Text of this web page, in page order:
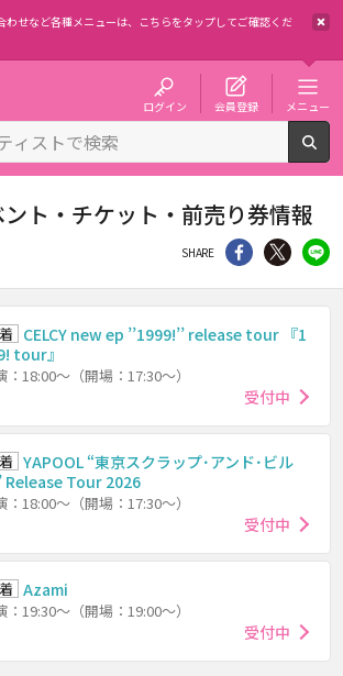
せなど各種メニューは、
こちらをタップしてご確認くだ
ログイン 会員登録 メニュー
ト・チケット・前売り券情報
SHARE シェア Twitter
CELCY new ep ’’1999!’’ release tour 『1
tour』
：18:00～（開場：17:30～）
受付中
YAPOOL “東京スクラップ･アンド･ビル
Release Tour 2026
：18:00～（開場：17:30～）
受付中
Azami
：19:30～（開場：19:00～）
受付中